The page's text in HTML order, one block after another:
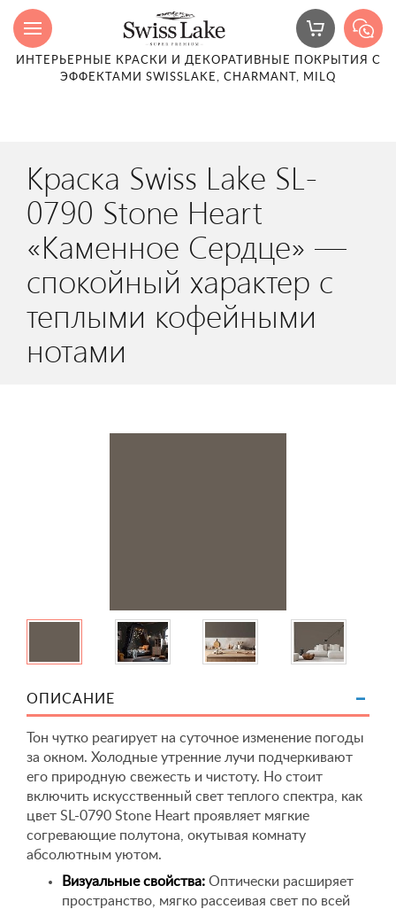
ИНТЕРЬЕРНЫЕ КРАСКИ И ДЕКОРАТИВНЫЕ ПОКРЫТИЯ С
ЭФФЕКТАМИ SWISSLAKE, CHARMANT, MILQ
Краска Swiss Lake SL-
0790 Stone Heart
«Каменное Сердце» —
спокойный характер с
теплыми кофейными
нотами
ОПИСАНИЕ
Тон чутко реагирует на суточное изменение погоды
за окном. Холодные утренние лучи подчеркивают
его природную свежесть и чистоту. Но стоит
включить искусственный свет теплого спектра, как
цвет SL-0790 Stone Heart проявляет мягкие
согревающие полутона, окутывая комнату
абсолютным уютом.
Визуальные свойства: Оптически расширяет
пространство, мягко рассеивая свет по всей